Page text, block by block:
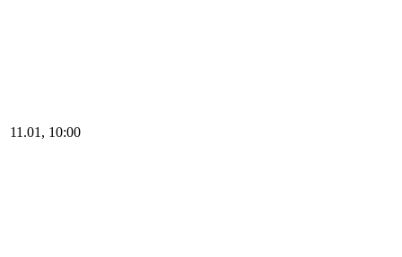
11.01, 10:00